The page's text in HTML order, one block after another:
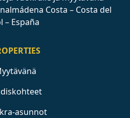
Costa – Costa del
– España
asunnot